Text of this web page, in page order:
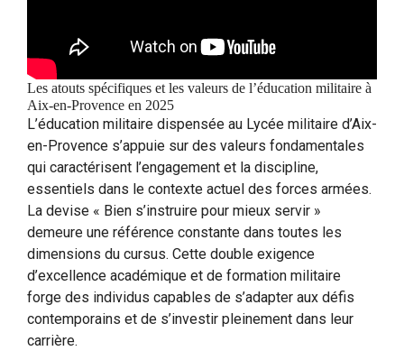
Les atouts spécifiques et les valeurs de l’éducation militaire à
Aix-en-Provence en 2025
L’éducation militaire dispensée au Lycée militaire d’Aix-
en-Provence s’appuie sur des valeurs fondamentales
qui caractérisent l’engagement et la discipline,
essentiels dans le contexte actuel des forces armées.
La devise « Bien s’instruire pour mieux servir »
demeure une référence constante dans toutes les
dimensions du cursus. Cette double exigence
d’excellence académique et de formation militaire
forge des individus capables de s’adapter aux défis
contemporains et de s’investir pleinement dans leur
carrière.